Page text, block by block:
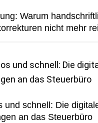
Warum
nicht mehr
und schnell: Die
an das Steuerbüro